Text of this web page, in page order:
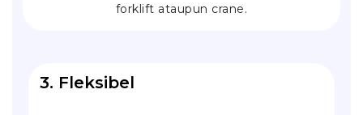
forklift ataupun crane.
3. Fleksibel